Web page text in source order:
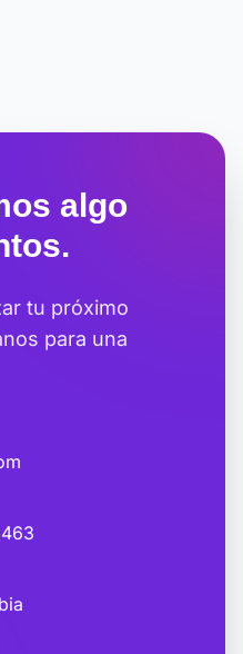
algo
tu próximo
para una